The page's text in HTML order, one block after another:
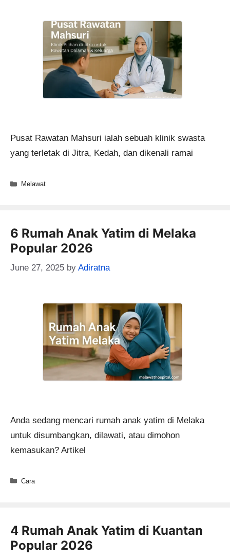
Pusat Rawatan Mahsuri ialah sebuah klinik swasta
yang terletak di Jitra, Kedah, dan dikenali ramai
Categories
Melawat
6 Rumah Anak Yatim di Melaka
Popular 2026
June 27, 2025 by Adiratna
Anda sedang mencari rumah anak yatim di Melaka
untuk disumbangkan, dilawati, atau dimohon
kemasukan? Artikel
Categories
Cara
4 Rumah Anak Yatim di Kuantan
Popular 2026